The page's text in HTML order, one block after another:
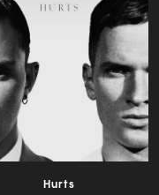
Hurts